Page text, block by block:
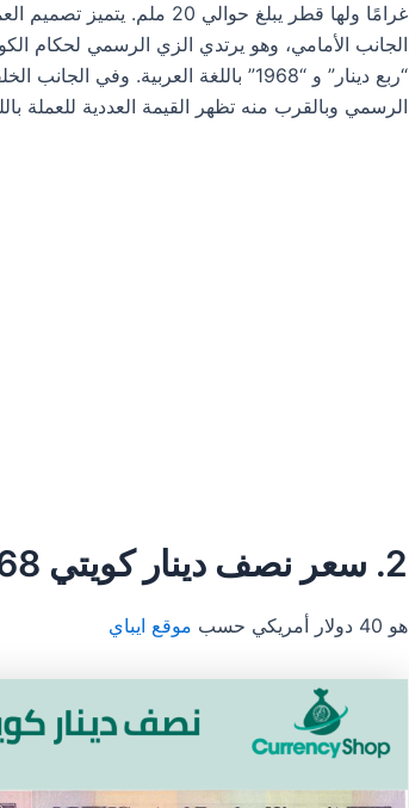
غرامًا ولها قطر يبلغ حوالي 20
الجانب الأمامي، وهو يرتدي الزي الرسمي لحكام
“ربع دينار” و “1968” باللغة العربية.
الرسمي وبالقرب منه تظهر القيمة العددية للعملة
2. سعر نصف دينار كويتي 1968
هو 40 دولار أمريكي حسب موقع ايباي